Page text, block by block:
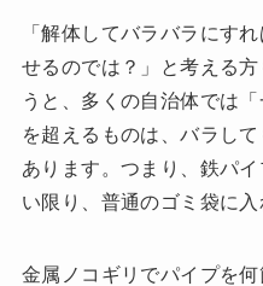
「解体してバラバラにす
せるのでは？」と考える
うと、多くの自治体では
を超えるものは、バラし
あります。つまり、鉄パ
い限り、普通のゴミ袋に
金属ノコギリでパイプを